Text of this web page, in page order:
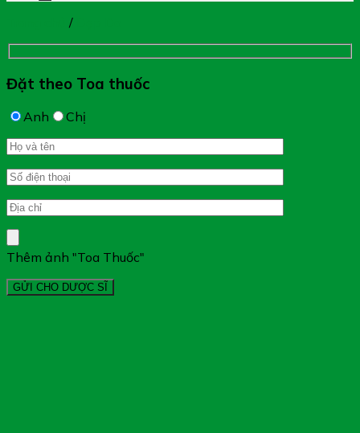
/
Đặt theo Toa thuốc
Anh Chị
Thêm ảnh "Toa Thuốc"